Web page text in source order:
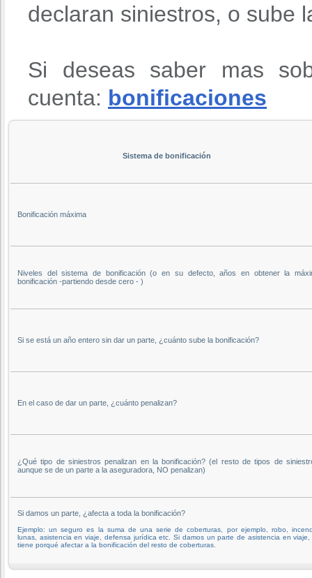
declaran siniestros, o sube
Si deseas saber mas
cuenta: bonificaciones
Sistema de bonificación
Bonificación máxima
Niveles del sistema de bonificación (o en su defecto, años en obtener la
bonificación -partiendo desde cero - )
Si se está un año entero sin dar un parte, ¿cuánto sube la bonificación?
En el caso de dar un parte, ¿cuánto penalizan?
¿Qué tipo de siniestros penalizan en la bonificación? (el resto de tipos de
aunque se de un parte a la aseguradora, NO penalizan)
Si damos un parte, ¿afecta a toda la bonificación?
Ejemplo: un seguro es la suma de una serie de coberturas, por ejemplo, robo,
lunas, asistencia en viaje, defensa jurídica etc. Si damos un parte de asistencia en viaje,
tiene porqué afectar a la bonificación del resto de coberturas.